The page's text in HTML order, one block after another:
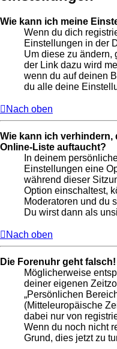
Wie kann ich meine
Wenn du dich
Einstellungen in der
Um diese zu ändern,
der Link dazu wird
wenn du auf deinen
du alle deine
Nach oben
Wie kann ich verhindern,
Online-Liste auftaucht?
In deinem
Einstellungen eine
während dieser
Option einschaltest,
Moderatoren und du
Du wirst dann als
Nach oben
Die Forenuhr geht falsch!
Möglicherweise
deiner eigenen
„Persönlichen
(Mitteleuropäische
dabei nur von
Wenn du noch nicht
Grund, dies jetzt zu